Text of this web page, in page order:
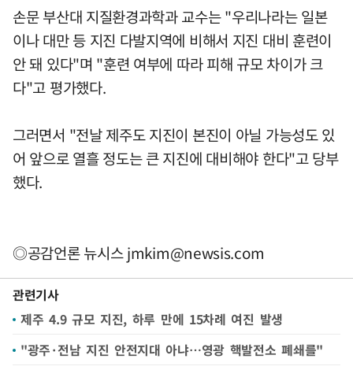
손문 부산대 지질환경과학과 교수는 "우리나라는 일본
이나 대만 등 지진 다발지역에 비해서 지진 대비 훈련이
안 돼 있다"며 "훈련 여부에 따라 피해 규모 차이가 크
다"고 평가했다.
그러면서 "전날 제주도 지진이 본진이 아닐 가능성도 있
어 앞으로 열흘 정도는 큰 지진에 대비해야 한다"고 당부
했다.
◎공감언론 뉴시스jmkim@newsis.com
관련기사
제주 4.9 규모 지진, 하루 만에 15차례 여진 발생
"광주·전남 지진 안전지대 아냐…영광 핵발전소 폐쇄를"